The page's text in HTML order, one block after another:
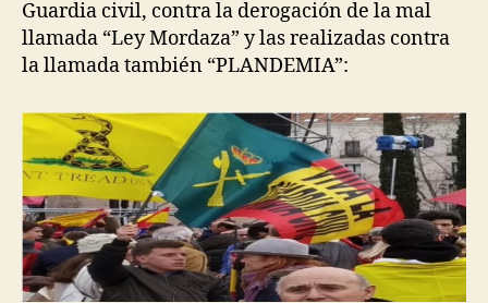
Guardia civil, contra la derogación de la mal
llamada “Ley Mordaza” y las realizadas contra
la llamada también “PLANDEMIA”: